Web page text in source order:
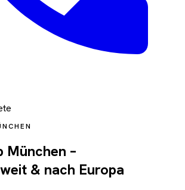
München –
& nach Europa